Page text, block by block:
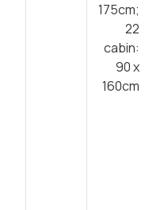
175cm;
22
cabin:
90 x
160cm